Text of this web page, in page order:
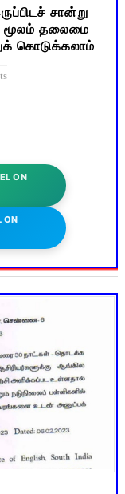
சான்று
தலைமை
கொடுக்கலாம்
ON
ON